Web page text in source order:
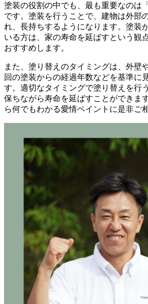
塗装の役割の中でも、最も重要なのは
です。塗装を行うことで、建物は外部
れ、長持ちするようになります。塗装
いる方は、家の寿命を延ばすという観
おすすめします。
また、塗り替えのタイミングは、外壁
回の塗装からの経過年数などを基準に
す。適切なタイミングで塗り替えを行
保ちながら寿命を延ばすことができま
ら何でもわかる愛情ペイントに是非ご